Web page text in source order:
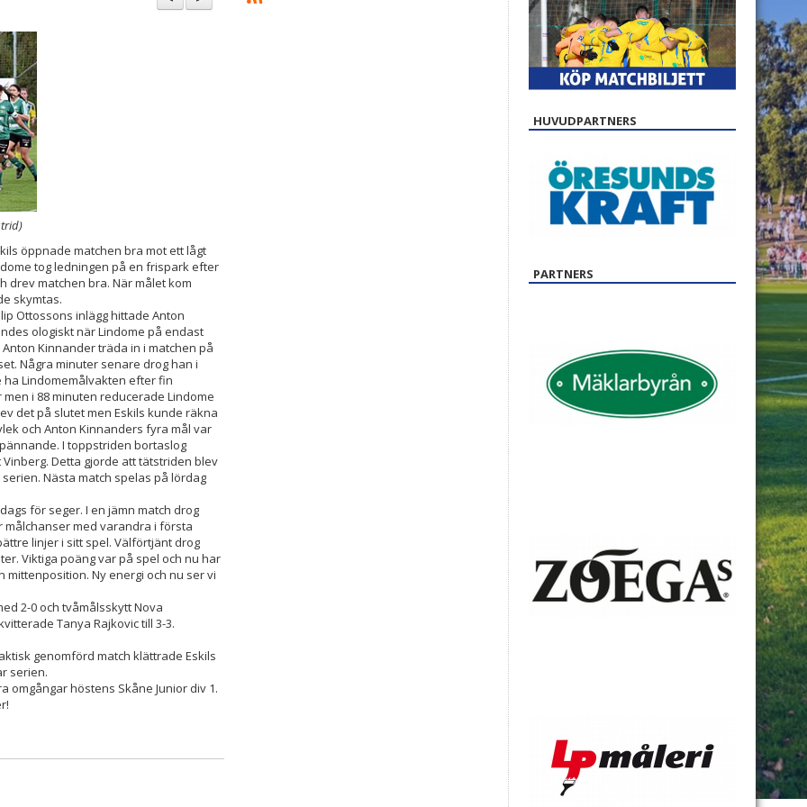
öppnade matchen bra mot ett lågt
tog ledningen på en frispark efter
drev matchen bra. När målet kom
skymtas.
Ottossons inlägg hittade Anton
ologiskt när Lindome på endast
Kinnander träda in i matchen på
Några minuter senare drog han i
ha Lindomemålvakten efter fin
i 88 minuten reducerade Lindome
det på slutet men Eskils kunde räkna
och Anton Kinnanders fyra mål var
I toppstriden bortaslog
Detta gjorde att tätstriden blev
Nästa match spelas på lördag
för seger. I en jämn match drog
målchanser med varandra i första
linjer i sitt spel. Välförtjänt drog
Viktiga poäng var på spel och nu har
Ny energi och nu ser vi
2-0 och tvåmålsskytt Nova
Tanya Rajkovic till 3-3.
genomförd match klättrade Eskils
serien.
omgångar höstens Skåne Junior div 1.
HUVUDPARTNERS
PARTNERS